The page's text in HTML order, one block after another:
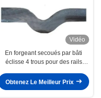
Vidéo
En forgeant secoués par bâti
éclisse 4 trous pour des rails
Obtenez Le Meilleur Prix